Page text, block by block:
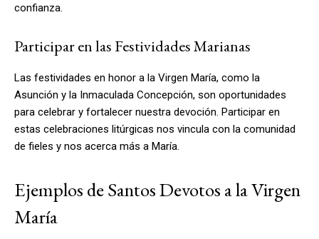
confianza.
Participar en las Festividades Marianas
Las festividades en honor a la Virgen María, como la
Asunción y la Inmaculada Concepción, son oportunidades
para celebrar y fortalecer nuestra devoción. Participar en
estas celebraciones litúrgicas nos vincula con la comunidad
de fieles y nos acerca más a María.
Ejemplos de Santos Devotos a la Virgen
María